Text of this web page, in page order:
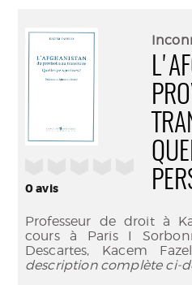
0avis
Professeur de droit à
cours à Paris I
Descartes, Kacem
description complète ci-